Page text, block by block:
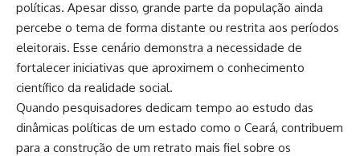
políticas. Apesar disso, grande parte da população ainda
percebe o tema de forma distante ou restrita aos períodos
eleitorais. Esse cenário demonstra a necessidade de
fortalecer iniciativas que aproximem o conhecimento
científico da realidade social.
Quando pesquisadores dedicam tempo ao estudo das
dinâmicas políticas de um estado como o Ceará, contribuem
para a construção de um retrato mais fiel sobre os